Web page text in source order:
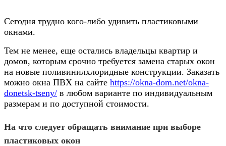
Сегодня трудно кого-либо удивить пластиковыми
окнами.
Тем не менее, еще остались владельцы квартир и
домов, которым срочно требуется замена старых окон
на новые поливинилхлоридные конструкции. Заказать
можно окна ПВХ на сайте https://okna-dom.net/okna-
donetsk-tseny/ в любом варианте по индивидуальным
размерам и по доступной стоимости.
На что следует обращать внимание при выборе
пластиковых окон